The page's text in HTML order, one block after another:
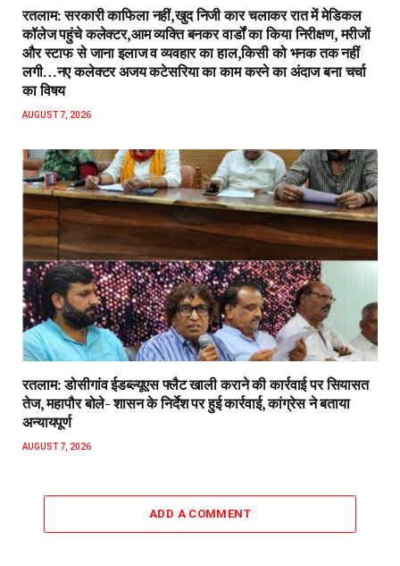
रतलाम: सरकारी काफिला नहीं,खुद निजी कार चलाकर रात में मेडिकल
कॉलेज पहुंचे कलेक्टर,आम व्यक्ति बनकर वार्डों का किया निरीक्षण, मरीजों
और स्टाफ से जाना इलाज व व्यवहार का हाल,किसी को भनक तक नहीं
लगी…नए कलेक्टर अजय कटेसरिया का काम करने का अंदाज बना चर्चा
का विषय
AUGUST 7, 2026
रतलाम: डोसीगांव ईडब्ल्यूएस फ्लैट खाली कराने की कार्रवाई पर सियासत
तेज, महापौर बोले- शासन के निर्देश पर हुई कार्रवाई, कांग्रेस ने बताया
अन्यायपूर्ण
AUGUST 7, 2026
ADD A COMMENT